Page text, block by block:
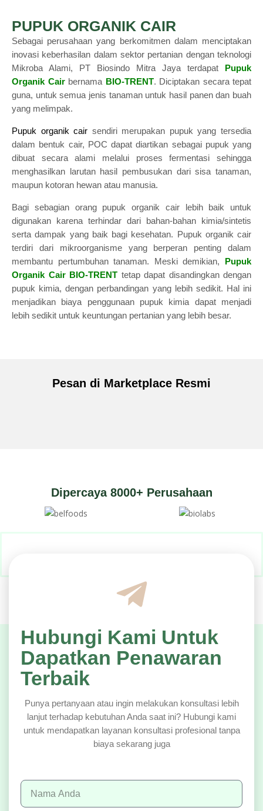
PUPUK ORGANIK CAIR
Sebagai perusahaan yang berkomitmen dalam menciptakan
inovasi keberhasilan dalam sektor pertanian dengan teknologi
Mikroba Alami, PT Biosindo Mitra Jaya terdapat Pupuk
Organik Cair bernama BIO-TRENT. Diciptakan secara tepat
guna, untuk semua jenis tanaman untuk hasil panen dan buah
yang melimpak.
Pupuk organik cair sendiri merupakan pupuk yang tersedia
dalam bentuk cair, POC dapat diartikan sebagai pupuk yang
dibuat secara alami melalui proses fermentasi sehingga
menghasilkan larutan hasil pembusukan dari sisa tanaman,
maupun kotoran hewan atau manusia.
Bagi sebagian orang pupuk organik cair lebih baik untuk
digunakan karena terhindar dari bahan-bahan kimia/sintetis
serta dampak yang baik bagi kesehatan. Pupuk organik cair
terdiri dari mikroorganisme yang berperan penting dalam
membantu pertumbuhan tanaman. Meski demikian, Pupuk
Organik Cair BIO-TRENT tetap dapat disandingkan dengan
pupuk kimia, dengan perbandingan yang lebih sedikit. Hal ini
menjadikan biaya penggunaan pupuk kimia dapat menjadi
lebih sedikit untuk keuntungan pertanian yang lebih besar.
Pesan di Marketplace Resmi
Dipercaya 8000+ Perusahaan
Hubungi Kami Untuk
Dapatkan Penawaran
Terbaik
Punya pertanyaan atau ingin melakukan konsultasi lebih
lanjut terhadap kebutuhan Anda saat ini? Hubungi kami
untuk mendapatkan layanan konsultasi profesional tanpa
biaya sekarang juga